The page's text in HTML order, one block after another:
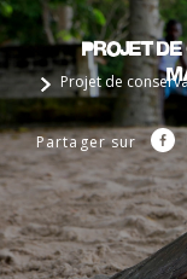
Projet
Projet de
Partager sur